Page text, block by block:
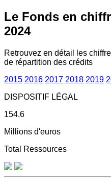
Le Fonds en
2024
Retrouvez en détail les
de répartition des crédits
2015 2016 2017 2018 2019
DISPOSITIF LÉGAL
154.6
Millions d'euros
Total Ressources